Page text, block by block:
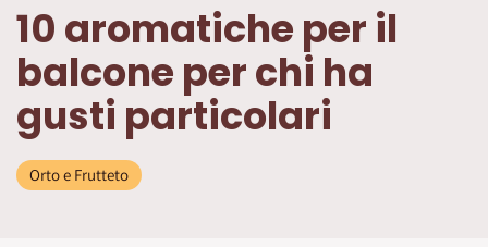
10 aromatiche per il
balcone per chi ha
gusti particolari
Orto e Frutteto